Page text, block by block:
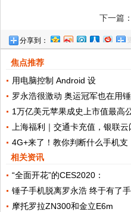
下一篇：
分享到：
焦点推荐
用电脑控制 Android 设
罗永浩很激动 奥运冠军也在用锤
1万亿美元苹果成史上市值最高
上海福利｜交通卡充值，银联云
4G+来了！教你判断什么手机支
相关资讯
“全面开花”的CES2020：
锤子手机脱离罗永浩 终于有了手
摩托罗拉ZN300和金立E6m